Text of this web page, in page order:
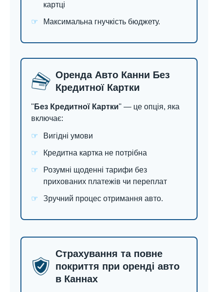
картці
Максимальна гнучкість бюджету.
Оренда Авто Канни Без
Кредитної Картки
" Без Кредитної Картки" — це опція, яка
включає:
Вигідні умови
Кредитна картка не потрібна
Розумні щоденні тарифи без
прихованих платежів чи переплат
Зручний процес отримання авто.
Страхування та повне
покриття при оренді авто
в Каннах